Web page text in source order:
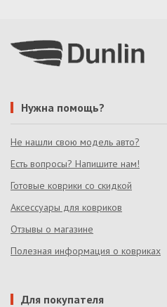
Нужна помощь?
Не нашли свою модель авто?
Есть вопросы? Напишите нам!
Готовые коврики со скидкой
Аксессуары для ковриков
Отзывы о магазине
Полезная информация о ковриках
Для покупателя